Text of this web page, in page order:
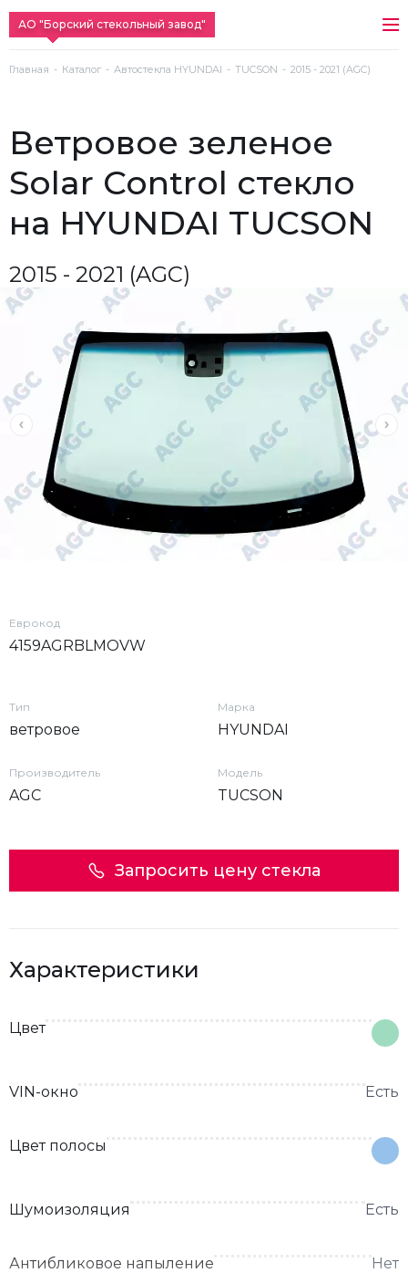
АО "Борский стекольный завод"
Главная Каталог Автостекла HYUNDAI TUCSON 2015 - 2021 (AGC)
ветровое зеленое
Solar Control стекло
на HYUNDAI TUCSON
2015 - 2021 (AGC)
Еврокод
4159AGRBLMOVW
Тип
ветровое
Марка
HYUNDAI
Производитель
AGC
Модель
TUCSON
Запросить цену стекла
Характеристики
Цвет
VIN-окно Есть
Цвет полосы
Шумоизоляция Есть
Антибликовое напыление Нет